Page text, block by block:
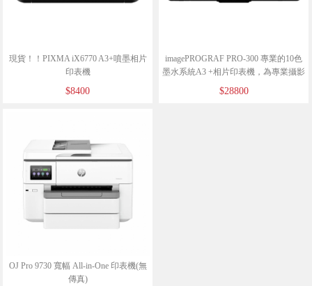
現貨！！PIXMA iX6770 A3+噴墨相片
印表機
$8400
imagePROGRAF PRO-300 專業的10色
墨水系統A3 +相片印表機，為專業攝影
師提供最高品質列印輸出
$28800
OJ Pro 9730 寬幅 All-in-One 印表機(無
傳真)